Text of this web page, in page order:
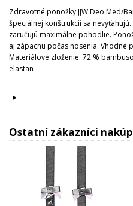
Zdravotné ponožky JJW Deo Med/
špeciálnej konštrukcii sa
zaručujú maximálne pohodlie.
aj zápachu počas nosenia. Vhodné
Materiálové zloženie: 72 %
elastan
Ostatní zákazníci